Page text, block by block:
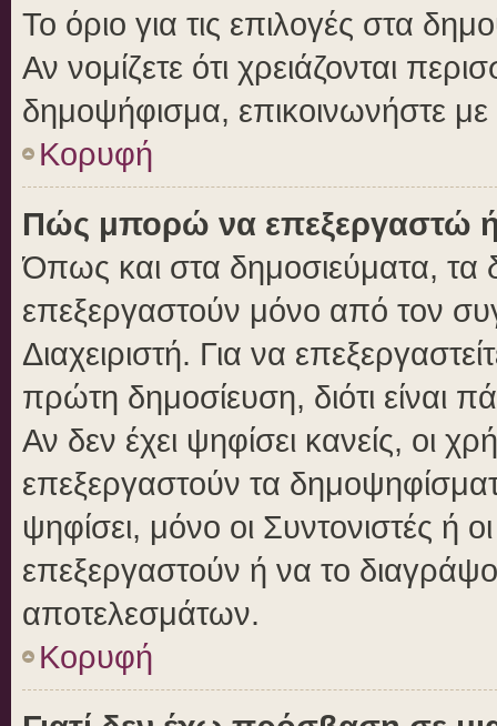
Το όριο για τις επιλογές στα
Αν νομίζετε ότι χρειάζονται
δημοψήφισμα, επικοινωνήστε με
Κορυφή
Πώς μπορώ να επεξεργαστώ
Όπως και στα δημοσιεύματα,
επεξεργαστούν μόνο από τον
Διαχειριστή. Για να
πρώτη δημοσίευση, διότι είναι
Αν δεν έχει ψηφίσει κανείς, οι
επεξεργαστούν τα
ψηφίσει, μόνο οι Συντονιστές ή
επεξεργαστούν ή να το
αποτελεσμάτων.
Κορυφή